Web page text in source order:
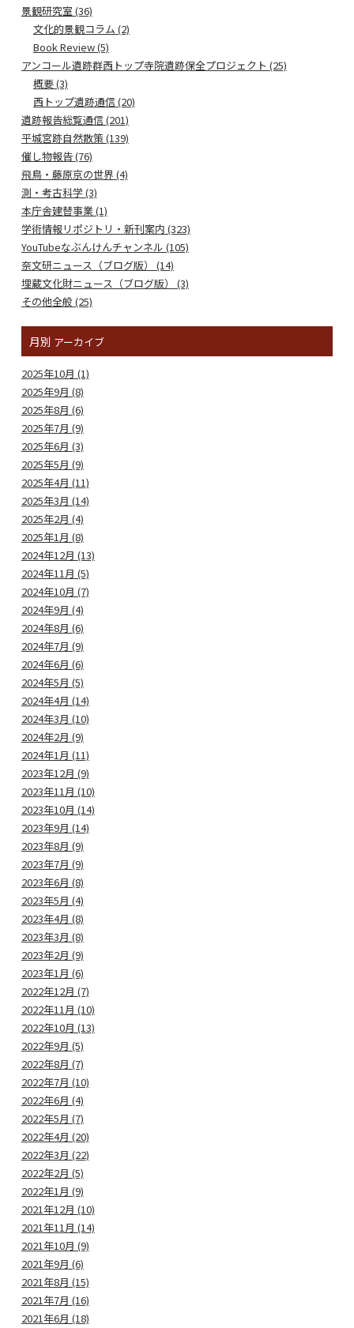
景観研究室 (36)
文化的景観コラム (2)
Book Review (5)
アンコール遺跡群西トップ寺院遺跡保全プロジェクト (25)
概要 (3)
西トップ遺跡通信 (20)
遺跡報告総覧通信 (201)
平城宮跡自然散策 (139)
催し物報告 (76)
飛鳥・藤原京の世界 (4)
測・考古科学 (3)
本庁舎建替事業 (1)
学術情報リポジトリ・新刊案内 (323)
YouTubeなぶんけんチャンネル (105)
奈文研ニュース（ブログ版） (14)
埋蔵文化財ニュース（ブログ版） (3)
その他全般 (25)
月別 アーカイブ
2025年10月 (1)
2025年9月 (8)
2025年8月 (6)
2025年7月 (9)
2025年6月 (3)
2025年5月 (9)
2025年4月 (11)
2025年3月 (14)
2025年2月 (4)
2025年1月 (8)
2024年12月 (13)
2024年11月 (5)
2024年10月 (7)
2024年9月 (4)
2024年8月 (6)
2024年7月 (9)
2024年6月 (6)
2024年5月 (5)
2024年4月 (14)
2024年3月 (10)
2024年2月 (9)
2024年1月 (11)
2023年12月 (9)
2023年11月 (10)
2023年10月 (14)
2023年9月 (14)
2023年8月 (9)
2023年7月 (9)
2023年6月 (8)
2023年5月 (4)
2023年4月 (8)
2023年3月 (8)
2023年2月 (9)
2023年1月 (6)
2022年12月 (7)
2022年11月 (10)
2022年10月 (13)
2022年9月 (5)
2022年8月 (7)
2022年7月 (10)
2022年6月 (4)
2022年5月 (7)
2022年4月 (20)
2022年3月 (22)
2022年2月 (5)
2022年1月 (9)
2021年12月 (10)
2021年11月 (14)
2021年10月 (9)
2021年9月 (6)
2021年8月 (15)
2021年7月 (16)
2021年6月 (18)